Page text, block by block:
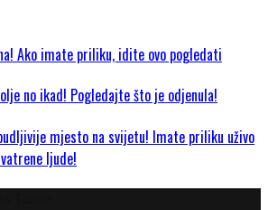
Ako imate priliku, idite ovo pogledati
no ikad! Pogledajte što je odjenula!
mjesto na svijetu! Imate priliku uživo
ljude!